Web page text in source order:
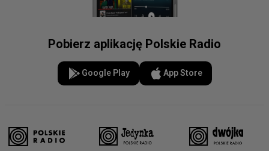
Pobierz aplikację Polskie Radio
Google Play App Store